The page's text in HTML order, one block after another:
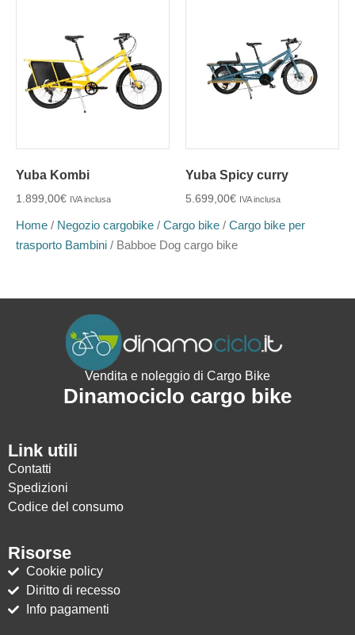
Yuba Kombi
1.899,00€ IVA inclusa
Yuba Spicy curry
5.699,00€ IVA inclusa
Home / Negozio cargobike / Cargo bike / Cargo bike per
trasporto Bambini / Babboe Dog cargo bike
Vendita e noleggio di Cargo Bike
Dinamociclo cargo bike
Link utili
Contatti
Spedizioni
Codice del consumo
Risorse
Cookie policy
Diritto di recesso
Info pagamenti